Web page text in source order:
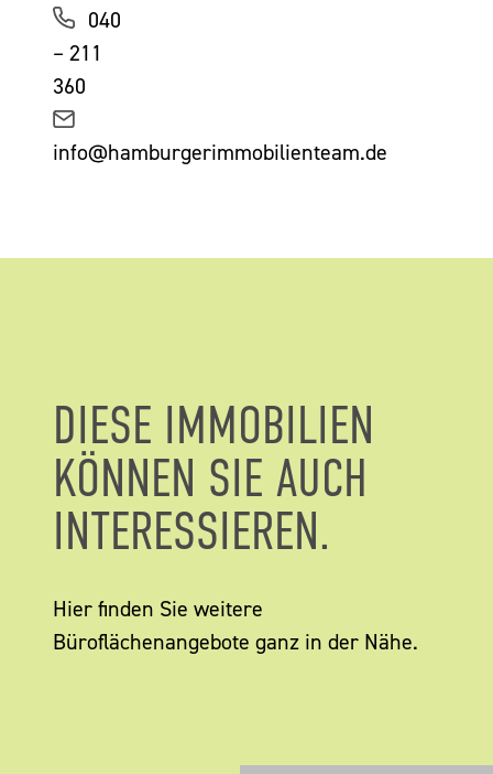
040
– 211
360
info@hamburgerimmobilienteam.de
DIESE IMMOBILIEN
KÖNNEN SIE AUCH
INTERESSIEREN.
Hier finden Sie weitere
Büroflächenangebote ganz in der Nähe.